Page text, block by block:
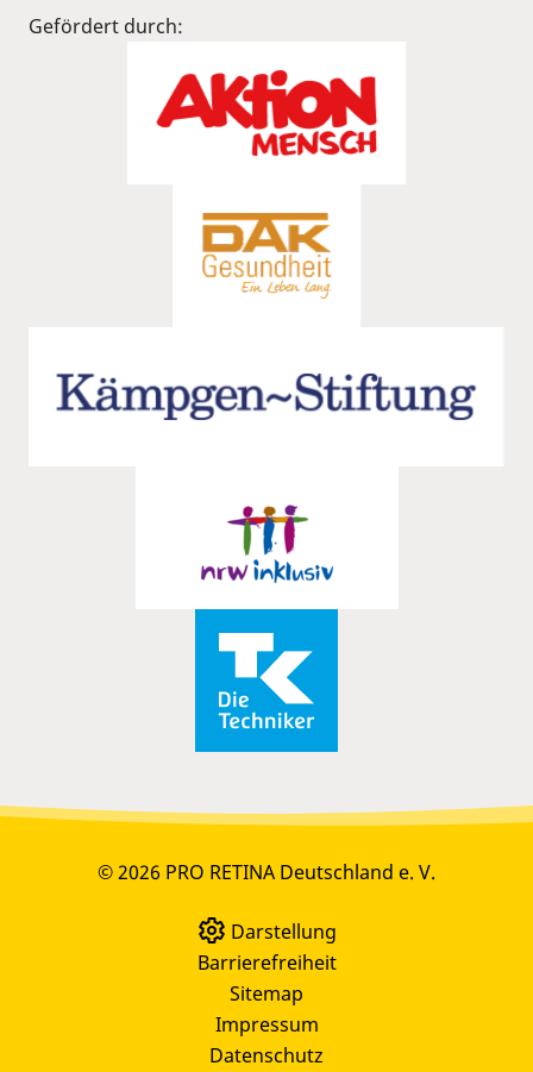
Gefördert durch:
© 2026 PRO RETINA Deutschland e. V.
Darstellung
Barrierefreiheit
Sitemap
Impressum
Datenschutz